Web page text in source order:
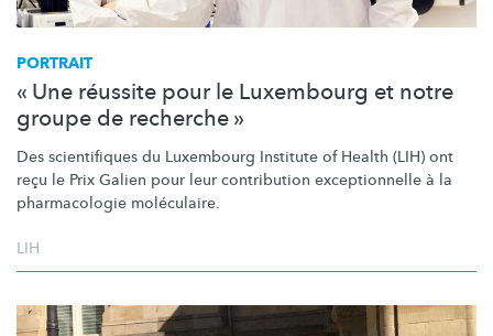
PORTRAIT
« Une réussite pour le Luxembourg et notre
groupe de recherche »
Des scientifiques du Luxembourg Institute of Health (LIH) ont
reçu le Prix Galien pour leur contribution exceptionnelle à la
pharmacologie moléculaire.
LIH